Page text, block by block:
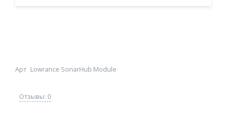
Арт Lowrance SonarHub Module
Отзывы: 0